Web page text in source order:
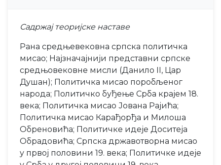
Садржај теоријске наставе
Рана средњевековна српска политичка
мисао; Најзначајнији представни српске
средњoвековне мисли (Данило II, Цар
Душан); Политичка мисао поробљеног
народа; Политичко буђење Срба крајем 18.
века; Политичка мисао Јована Рајића;
Политичка мисао Карађорђа и Милоша
Обреновића; Политичке идеје Доситеја
Обрадовића; Српска државотворна мисао
у првој половини 19. века; Политичке идеје